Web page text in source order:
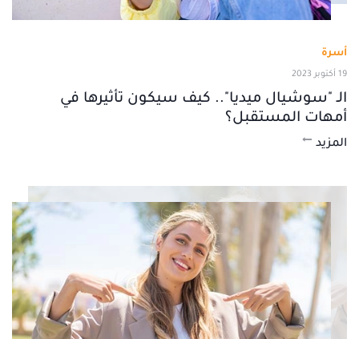
أسرة
19 أكتوبر 2023
الـ "سوشيال ميديا".. كيف سيكون تأثيرها في
أمهات المستقبل؟
المزيد